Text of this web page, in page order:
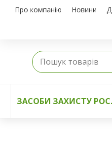
Про компанію Новини
ЗАСОБИ ЗАХИСТУ